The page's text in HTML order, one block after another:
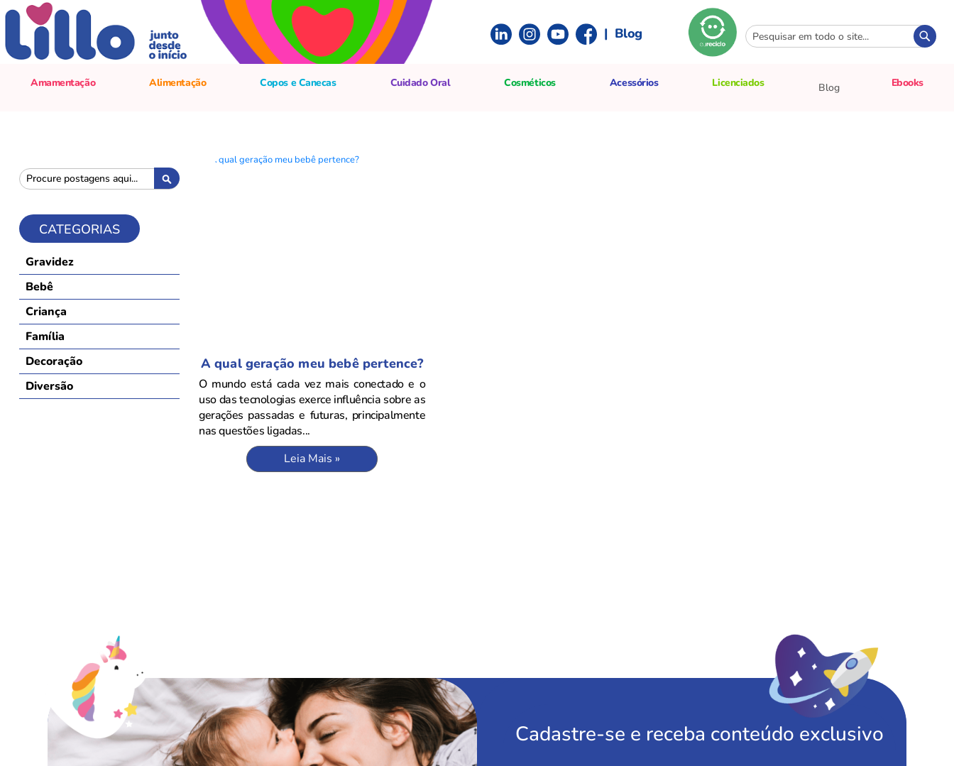
| Blog
Amamentação Alimentação Copos e Canecas Cuidado Oral Cosméticos Acessórios Licenciados Blog Ebooks
A qual geração meu bebê pertence?
O mundo está cada vez mais conectado e o
uso das tecnologias exerce influência sobre as
gerações passadas e futuras, principalmente
nas questões ligadas...
Leia Mais »
Pesquisa
CATEGORIAS
Gravidez
Bebê
Criança
Família
Decoração
Diversão
Cadastre-se e receba conteúdo exclusivo